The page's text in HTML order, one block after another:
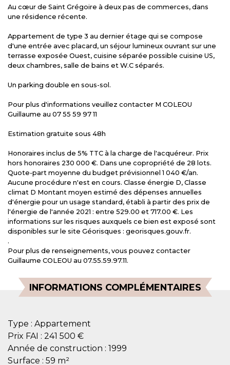
Au cœur de Saint Grégoire à deux pas de commerces, dans
une résidence récente.
Appartement de type 3 au dernier étage qui se compose
d'une entrée avec placard, un séjour lumineux ouvrant sur une
terrasse exposée Ouest, cuisine séparée possible cuisine US,
deux chambres, salle de bains et W.C séparés.
Un parking double en sous-sol.
Pour plus d'informations veuillez contacter M COLEOU
Guillaume au 07 55 59 97 11
Estimation gratuite sous 48h
Honoraires inclus de 5% TTC à la charge de l'acquéreur. Prix
hors honoraires 230 000 €. Dans une copropriété de 28 lots.
Quote-part moyenne du budget prévisionnel 1 040 €/an.
Aucune procédure n'est en cours. Classe énergie D, Classe
climat D Montant moyen estimé des dépenses annuelles
d'énergie pour un usage standard, établi à partir des prix de
l'énergie de l'année 2021 : entre 529.00 et 717.00 €. Les
informations sur les risques auxquels ce bien est exposé sont
disponibles sur le site Géorisques : georisques.gouv.fr.
.
Pour plus de renseignements, vous pouvez contacter
Guillaume COLEOU au 07.55.59.97.11.
INFORMATIONS COMPLÉMENTAIRES
Type : Appartement
Prix FAI : 241 500 €
Année de construction : 1999
Surface : 59 m²